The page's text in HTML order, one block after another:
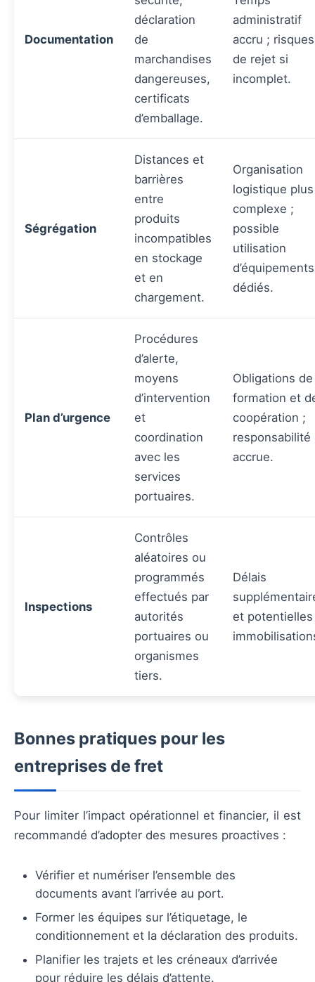
Documentation
déclaration
de
marchandises
dangereuses,
certificats
d’emballage.
administratif
accru ; risques
de rejet si
incomplet.
Ségrégation
Distances et
barrières
entre
produits
incompatibles
en stockage
et en
chargement.
Organisation
logistique plus
complexe ;
possible
utilisation
d’équipements
dédiés.
Plan d’urgence
Procédures
d’alerte,
moyens
d’intervention
et
coordination
avec les
services
portuaires.
Obligations de
formation et
coopération ;
responsabilité
accrue.
Inspections
Contrôles
aléatoires ou
programmés
effectués par
autorités
portuaires ou
organismes
tiers.
Délais
et potentielles
Bonnes pratiques pour les
entreprises de fret
Pour limiter l’impact opérationnel et financier, il est
recommandé d’adopter des mesures proactives :
Vérifier et numériser l’ensemble des
documents avant l’arrivée au port.
Former les équipes sur l’étiquetage, le
conditionnement et la déclaration des produits.
Planifier les trajets et les créneaux d’arrivée
pour réduire les délais d’attente.